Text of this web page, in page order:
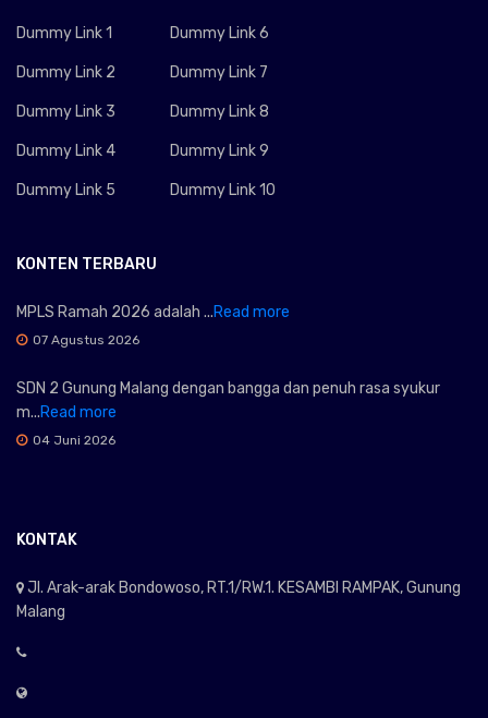
Dummy Link 1
Dummy Link 2
Dummy Link 3
Dummy Link 4
Dummy Link 5
Dummy Link 6
Dummy Link 7
Dummy Link 8
Dummy Link 9
Dummy Link 10
KONTEN TERBARU
MPLS Ramah 2026 adalah ...Read more
07 Agustus 2026
SDN 2 Gunung Malang dengan bangga dan penuh rasa syukur
m...Read more
04 Juni 2026
KONTAK
Jl. Arak-arak Bondowoso, RT.1/RW.1. KESAMBI RAMPAK, Gunung
Malang